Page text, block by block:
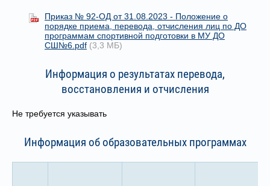
Приказ № 92-ОД от 31.08.2023 - Положение о
порядке приема, перевода, отчисления лиц по ДО
программам спортивной подготовки в МУ ДО
СШ№6.pdf (3,3 МБ)
Информация о результатах перевода,
восстановления и отчисления
Не требуется указывать
Информация об образовательных программах